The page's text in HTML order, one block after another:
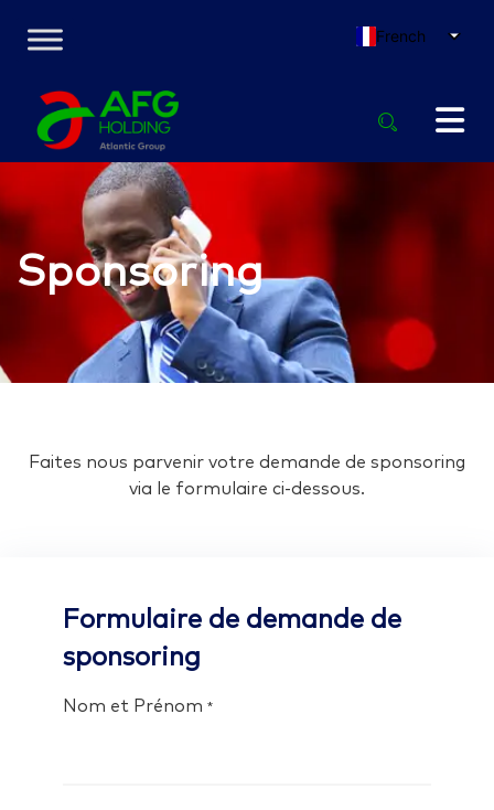
French
Sponsoring
Faites nous parvenir votre demande de sponsoring
via le formulaire ci-dessous.
Formulaire de demande de
sponsoring
Nom et Prénom *